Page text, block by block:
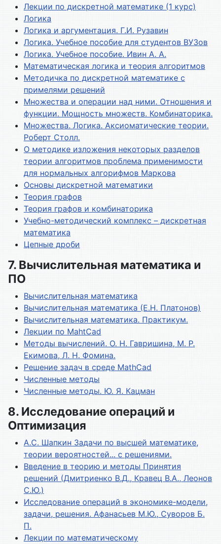
Лекции по дискретной математике (1 курс)
Логика
Логика и аргументация. Г.И. Рузавин
Логика. Учебное пособие для студентов ВУЗов
Логика. Учебное пособие. Ивин А. А.
Математическая логика и теория алгоритмов
Методичка по дискретной математике с
примелями решений
Множества и операции над ними. Отношения и
функции. Мощность множеств. Комбинаторика.
Множества. Логика. Аксиоматические теории.
Роберт Столл.
О методике изложения некоторых разделов
теории алгоритмов проблема применимости
для нормальных алгорифмов Маркова
Основы дискретной математики
Теория графов
Теория графов и комбинаторика
Учебно-методический комплекс – дискретная
математика
Цепные дроби
7. Вычислительная математика и
ПО
Вычислительная математика
Вычислительная математика (Е.Н. Платонов)
Вычислительная математика. Практикум.
Лекции по MahtCad
Методы вычислений. О. Н. Гавришина, М. Р.
Екимова, Л. Н. Фомина.
Решение задач в среде MathCad
Численные методы
Численные методы. Ю. Я. Кацман
8. Исследование операций и
Оптимизация
А.С. Шапкин Задачи по высшей математике,
теории вероятностей... с решениями.
Введение в теорию и методы Принятия
решений (Дмитриенко В.Д., Кравец В.А., Леонов
С.Ю.)
Исследование операций в экономике-модели,
задачи, решения. Афанасьев М.Ю., Суворов Б.
П.
Лекции по математическому